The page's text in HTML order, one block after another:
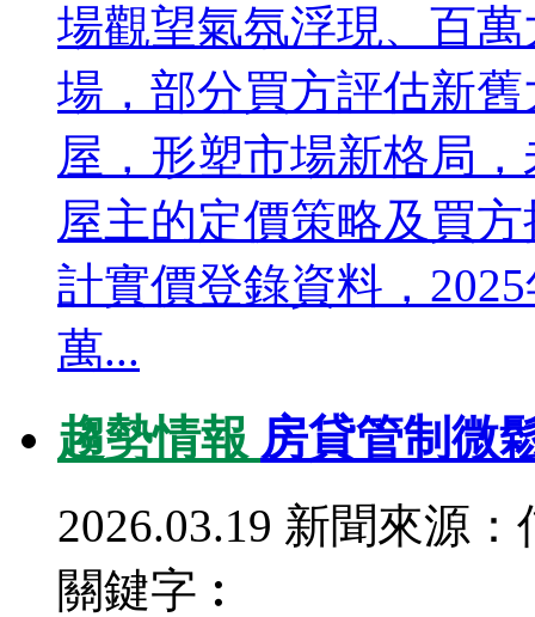
場觀望氣氛浮現、百
場，部分買方評估新
屋，形塑市場新格局
屋主的定價策略及買
計實價登錄資料，
萬...
趨勢情報 房貸管制微
2026.03.19 新聞來源：
關鍵字︰